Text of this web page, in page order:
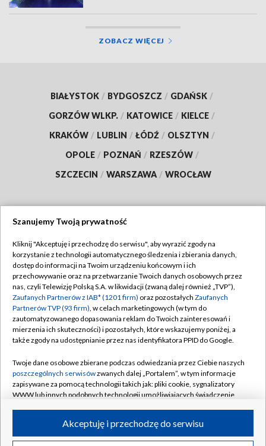
ZOBACZ WIĘCEJ
BIAŁYSTOK / BYDGOSZCZ / GDAŃSK /
GORZÓW WLKP. / KATOWICE / KIELCE /
KRAKÓW / LUBLIN / ŁÓDŹ / OLSZTYN /
OPOLE / POZNAŃ / RZESZÓW /
SZCZECIN / WARSZAWA / WROCŁAW
TVP
Abonament TVP
Emisja w TVP
Centrum informacji TVP
Naziemna Telewizja Cyfrowa
Rada Programowa
System NOS
Informacje o nadawcy
Program dla prasy
Regulamin TVP
Polityka prywatności
Moje zgody
Pomoc
Kontakt
Kanały
©2026 Telewizja Polska S.A. w likwidacji
Szanujemy Twoją prywatność
Kliknij "Akceptuję i przechodzę do serwisu", aby wyrazić zgody na
korzystanie z technologii automatycznego śledzenia i zbierania danych,
dostęp do informacji na Twoim urządzeniu końcowym i ich
przechowywanie oraz na przetwarzanie Twoich danych osobowych przez
nas, czyli Telewizję Polską S.A. w likwidacji (zwaną dalej również „TVP”),
Zaufanych Partnerów z IAB* (1201 firm) oraz pozostałych Zaufanych
Partnerów TVP (93 firm), w celach marketingowych (w tym do
zautomatyzowanego dopasowania reklam do Twoich zainteresowań i
mierzenia ich skuteczności) i pozostałych, które wskazujemy poniżej, a
także zgody na udostępnianie przez nas identyfikatora PPID do Google.
Twoje dane osobowe zbierane podczas odwiedzania przez Ciebie naszych
poszczególnych serwisówzwanych dalej „Portalem”, w tym informacje
zapisywane za pomocą technologii takich jak: pliki cookie, sygnalizatory
WWW lub innych podobnych technologii umożliwiających świadczenie
ruchu w Internecie.Akceptuję i przechodzę do serwisu